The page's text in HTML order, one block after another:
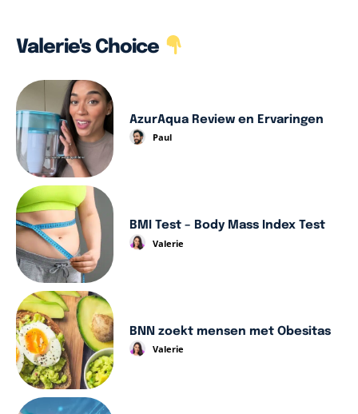
Valerie's Choice
AzurAqua Review en Ervaringen
Paul
BMI Test – Body Mass Index Test
Valerie
BNN zoekt mensen met Obesitas
Valerie